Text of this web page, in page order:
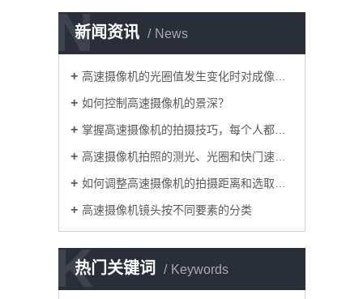
新闻资讯 News
N
高速摄像机的光圈值发生变化时对成像有什么影响？
如何控制高速摄像机的景深？
掌握高速摄像机的拍摄技巧，每个人都是摄影师
高速摄像机拍照的测光、光圈和快门速度细节
如何调整高速摄像机的拍摄距离和选取角度？
高速摄像机镜头按不同要素的分类
热门关键词 Keywords
K